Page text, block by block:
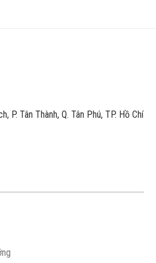
P. Tân Thành, Q. Tân Phú, TP. Hồ Chí